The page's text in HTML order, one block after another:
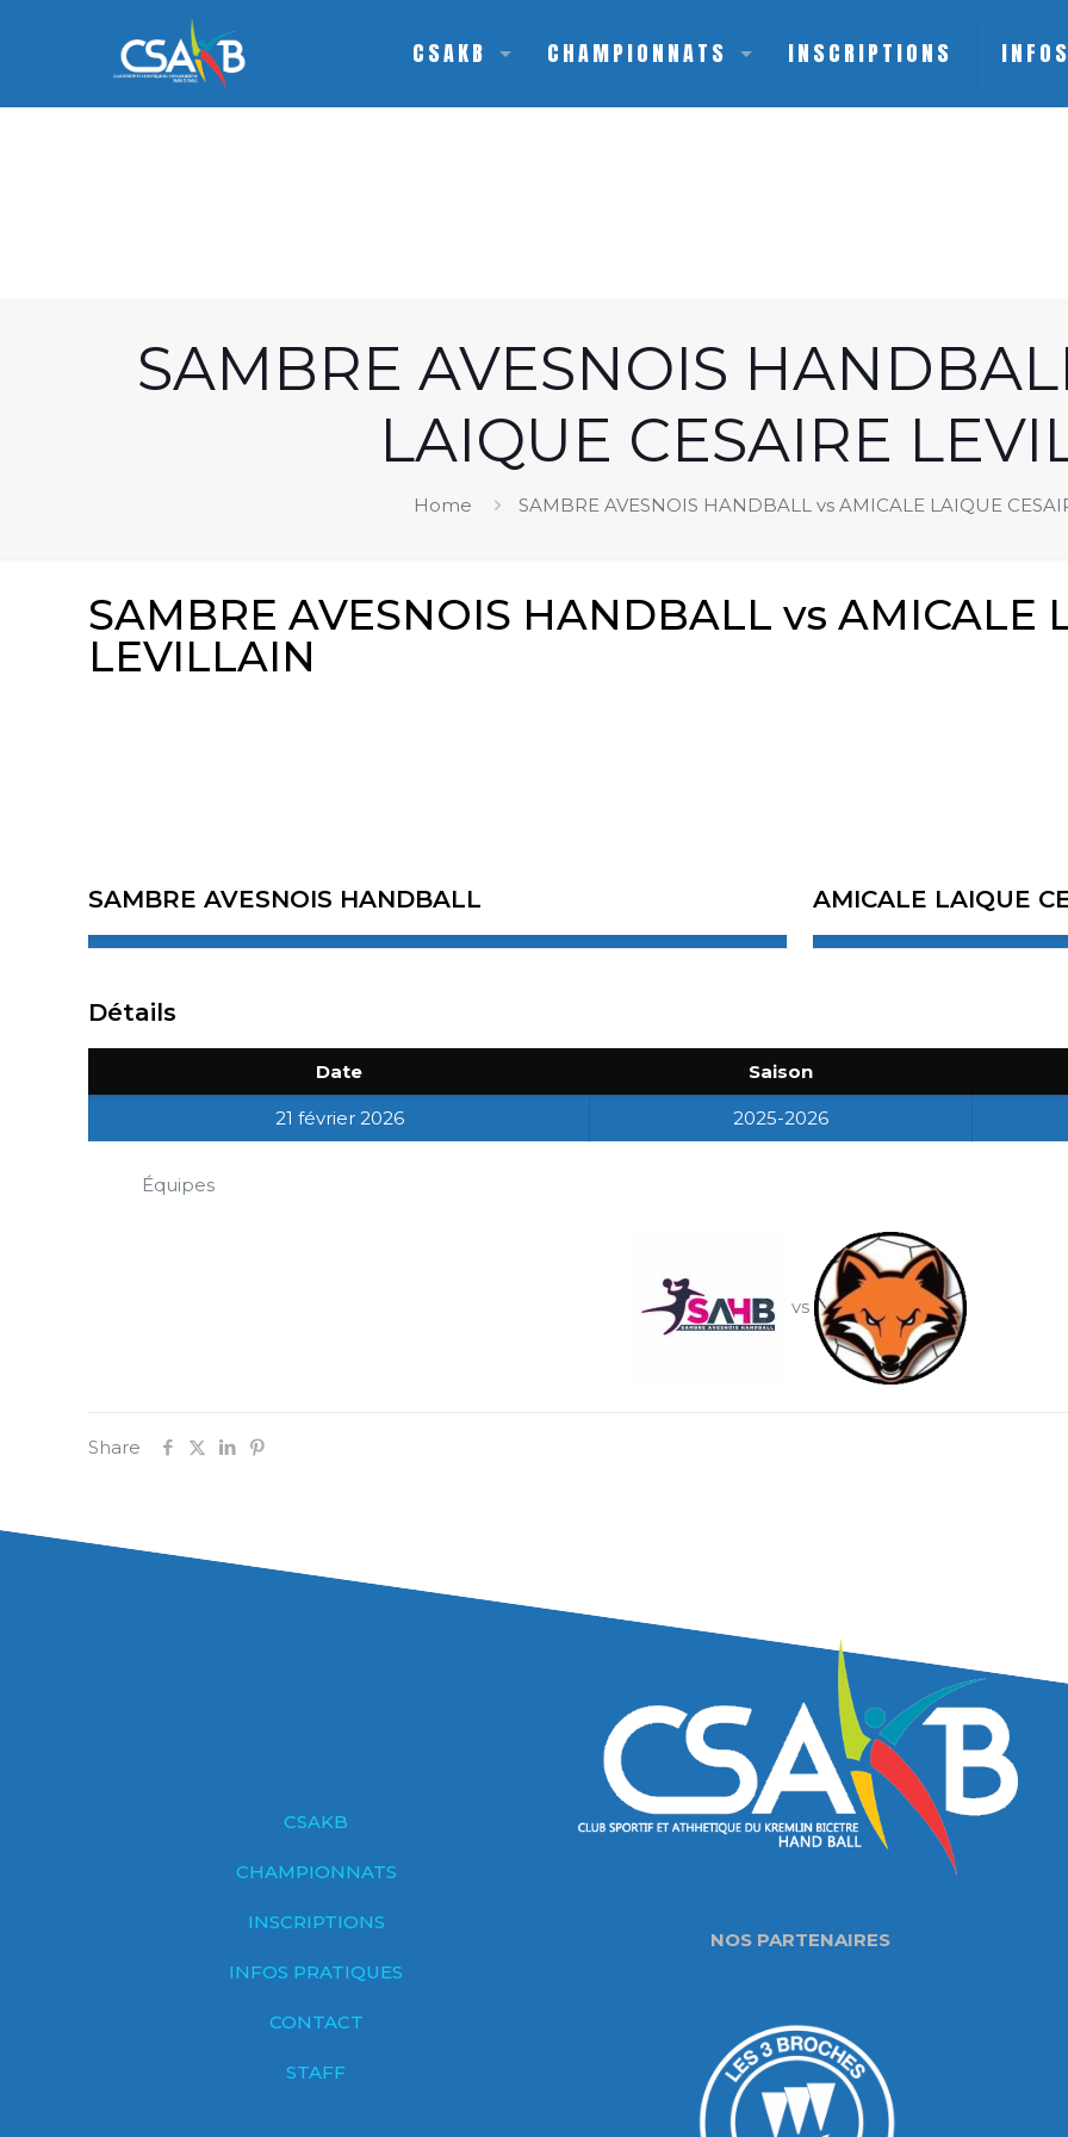
CSAKB CHAMPIONNATS INSCRIPTIONS
SAMBRE AVESNOIS
LAIQUE CESAIRE
Home SAMBRE AVESNOIS HANDBALL vs AMICALE LAIQUE
SAMBRE AVESNOIS HANDBALL vs AMICALE
LEVILLAIN
SAMBRE AVESNOIS HANDBALL AMICALE LAIQUE
Détails
Date Saison
21 février 2026 2025-2026
Équipes
vs
Share
CSAKB
CHAMPIONNATS
INSCRIPTIONS
INFOS PRATIQUES
CONTACT
STAFF
NOS PARTENAIRES